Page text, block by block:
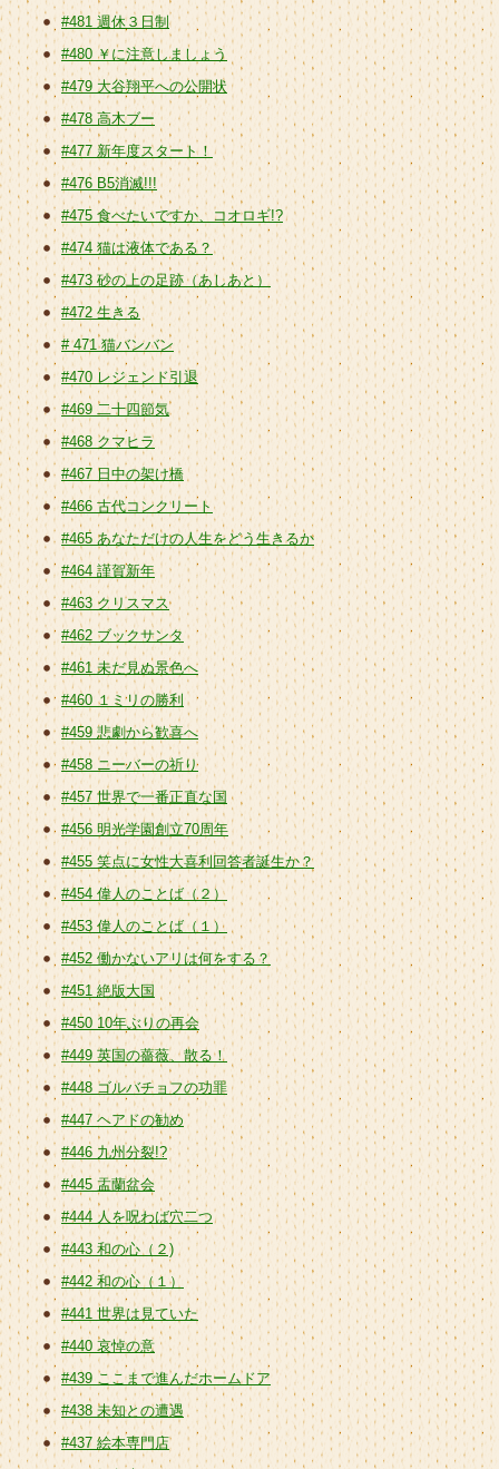
#481 週休３日制
#480 ￥に注意しましょう
#479 大谷翔平への公開状
#478 高木ブー
#477 新年度スタート！
#476 B5消滅!!!
#475 食べたいですか、コオロギ!?
#474 猫は液体である？
#473 砂の上の足跡（あしあと）
#472 生きる
# 471 猫バンバン
#470 レジェンド引退
#469 二十四節気
#468 クマヒラ
#467 日中の架け橋
#466 古代コンクリート
#465 あなただけの人生をどう生きるか
#464 謹賀新年
#463 クリスマス
#462 ブックサンタ
#461 未だ見ぬ景色へ
#460 １ミリの勝利
#459 悲劇から歓喜へ
#458 ニーバーの祈り
#457 世界で一番正直な国
#456 明光学園創立70周年
#455 笑点に女性大喜利回答者誕生か？
#454 偉人のことば（２）
#453 偉人のことば（１）
#452 働かないアリは何をする？
#451 絶版大国
#450 10年ぶりの再会
#449 英国の薔薇、散る！
#448 ゴルバチョフの功罪
#447 ヘアドの勧め
#446 九州分裂!?
#445 盂蘭盆会
#444 人を呪わば穴二つ
#443 和の心（２)
#442 和の心（１）
#441 世界は見ていた
#440 哀悼の意
#439 ここまで進んだホームドア
#438 未知との遭遇
#437 絵本専門店